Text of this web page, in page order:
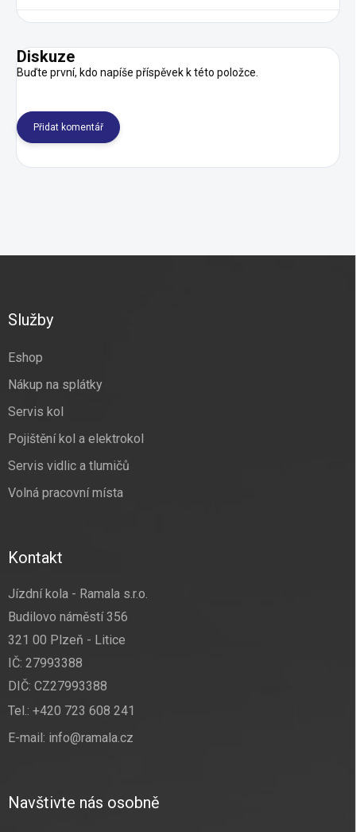
Diskuze
Buďte první, kdo napíše příspěvek k této položce.
Přidat komentář
Služby
Eshop
Nákup na splátky
Servis kol
Pojištění kol a elektrokol
Servis vidlic a tlumičů
Volná pracovní místa
Kontakt
Jízdní kola - Ramala s.r.o.
Budilovo náměstí 356
321 00 Plzeň - Litice
IČ: 27993388
DIČ: CZ27993388
Tel.: +420 723 608 241
E-mail: info@ramala.cz
Navštivte nás osobně